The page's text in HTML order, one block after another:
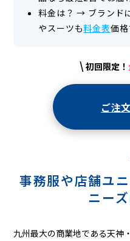
料金は？ → ブランド
やスーツも料金表価格
\ 初回限定！
ご注
事務服や店舗ユ
ニー
九州最大の商業地である天神